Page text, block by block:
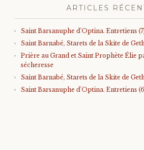
ARTICLES
Saint Barsanuphe d’Optina. Entretiens
Saint Barnabé, Starets de la Skite de
Prière au Grand et Saint Prophète Élie
sécheresse
Saint Barnabé, Starets de la Skite de
Saint Barsanuphe d’Optina. Entretiens